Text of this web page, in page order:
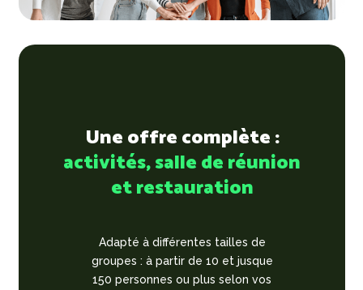
Une offre complète :
activités, salle de réunion
et restauration
Adapté à différentes tailles de
groupes : à partir de 10 et jusque
150 personnes ou plus selon vos